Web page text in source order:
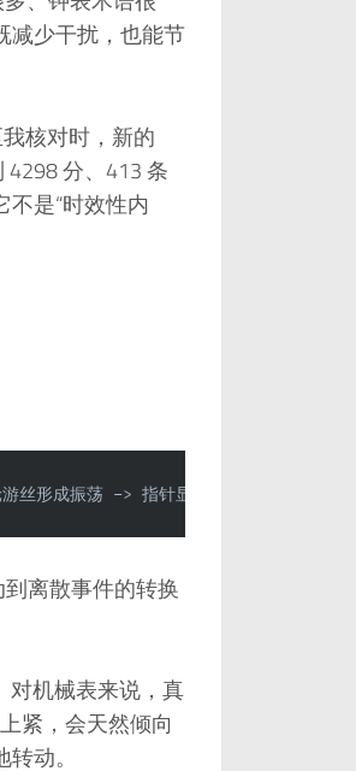
减少干扰，也能节
核对时，新的
4298 分、413 条
是“时效性内
形成振荡 -> 指针显示时间
离散事件的转换
对机械表来说，真
紧，会天然倾向
动。